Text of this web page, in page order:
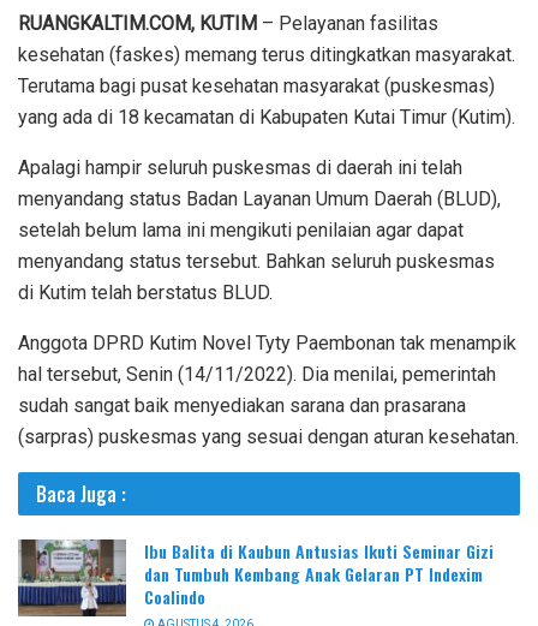
RUANGKALTIM.COM, KUTIM – Pelayanan fasilitas
kesehatan (faskes) memang terus ditingkatkan masyarakat.
Terutama bagi pusat kesehatan masyarakat (puskesmas)
yang ada di 18 kecamatan di Kabupaten Kutai Timur (Kutim).
Apalagi hampir seluruh puskesmas di daerah ini telah
menyandang status Badan Layanan Umum Daerah (BLUD),
setelah belum lama ini mengikuti penilaian agar dapat
menyandang status tersebut. Bahkan seluruh puskesmas
di Kutim telah berstatus BLUD.
Anggota DPRD Kutim Novel Tyty Paembonan tak menampik
hal tersebut, Senin (14/11/2022). Dia menilai, pemerintah
sudah sangat baik menyediakan sarana dan prasarana
(sarpras) puskesmas yang sesuai dengan aturan kesehatan.
Baca Juga :
Ibu Balita di Kaubun Antusias Ikuti Seminar Gizi
dan Tumbuh Kembang Anak Gelaran PT Indexim
Coalindo